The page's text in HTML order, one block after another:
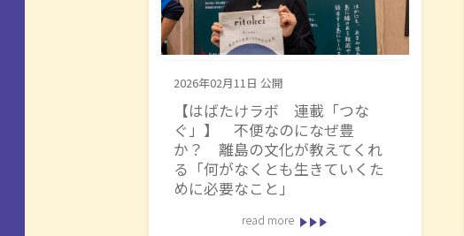
2026年02月11日 公開
【はばたけラボ 連載「つな
ぐ」】 不便なのになぜ豊
か？ 離島の文化が教えてくれ
る「何がなくとも生きていくた
めに必要なこと」
read more